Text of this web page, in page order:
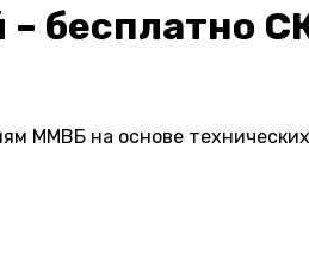
бесплатно
ММВБ на основе